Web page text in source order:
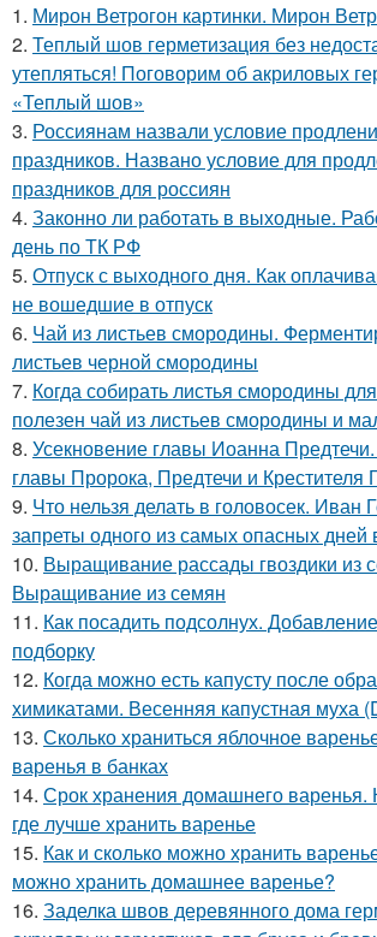
1. Мирон Ветрогон картинки. Мирон
2. Теплый шов герметизация без
утепляться! Поговорим об акриловых
«Теплый шов»
3. Россиянам назвали условие
праздников. Названо условие для
праздников для россиян
4. Законно ли работать в выходные.
день по ТК РФ
5. Отпуск с выходного дня. Как
не вошедшие в отпуск
6. Чай из листьев смородины.
листьев черной смородины
7. Когда собирать листья смородины
полезен чай из листьев смородины и
8. Усекновение главы Иоанна
главы Пророка, Предтечи и Крестителя
9. Что нельзя делать в головосек. Иван
запреты одного из самых опасных дней
10. Выращивание рассады гвоздики из
Выращивание из семян
11. Как посадить подсолнух.
подборку
12. Когда можно есть капусту после
химикатами. Весенняя капустная муха
13. Сколько храниться яблочное
варенья в банках
14. Срок хранения домашнего варенья.
где лучше хранить варенье
15. Как и сколько можно хранить
можно хранить домашнее варенье?
16. Заделка швов деревянного дома